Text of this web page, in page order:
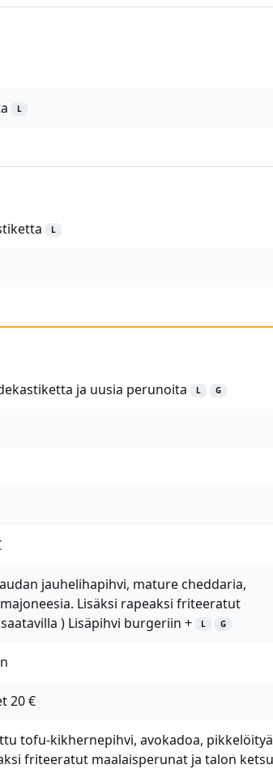
L
L
ja uusia perunoita L G
jauhelihapihvi, mature cheddaria,
Lisäksi rapeaksi friteeratut
) Lisäpihvi burgeriin +
L G
20 €
tofu-kikhernepihvi, avokadoa, pikkelöityä
friteeratut maalaisperunat ja talon